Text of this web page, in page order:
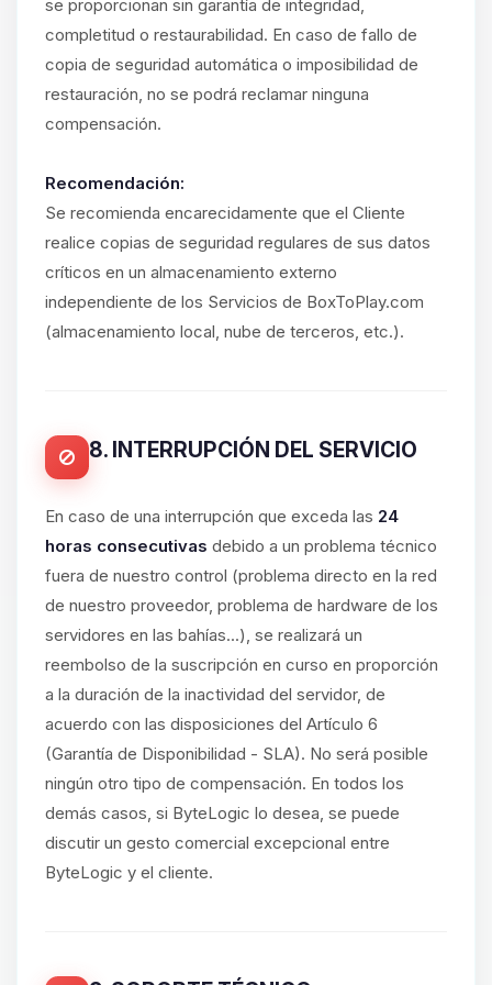
se proporcionan sin garantía de integridad,
completitud o restaurabilidad. En caso de fallo de
copia de seguridad automática o imposibilidad de
restauración, no se podrá reclamar ninguna
compensación.
Recomendación:
Se recomienda encarecidamente que el Cliente
realice copias de seguridad regulares de sus datos
críticos en un almacenamiento externo
independiente de los Servicios de BoxToPlay.com
(almacenamiento local, nube de terceros, etc.).
8. INTERRUPCIÓN DEL SERVICIO
En caso de una interrupción que exceda las 24
horas consecutivas debido a un problema técnico
fuera de nuestro control (problema directo en la red
de nuestro proveedor, problema de hardware de los
servidores en las bahías...), se realizará un
reembolso de la suscripción en curso en proporción
a la duración de la inactividad del servidor, de
acuerdo con las disposiciones del Artículo 6
(Garantía de Disponibilidad - SLA). No será posible
ningún otro tipo de compensación. En todos los
demás casos, si ByteLogic lo desea, se puede
discutir un gesto comercial excepcional entre
ByteLogic y el cliente.